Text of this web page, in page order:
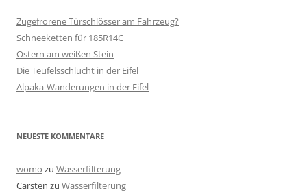
Zugefrorene Türschlösser am Fahrzeug?
Schneeketten für 185R14C
Ostern am weißen Stein
Die Teufelsschlucht in der Eifel
Alpaka-Wanderungen in der Eifel
NEUESTE KOMMENTARE
womo zu Wasserfilterung
Carsten zu Wasserfilterung